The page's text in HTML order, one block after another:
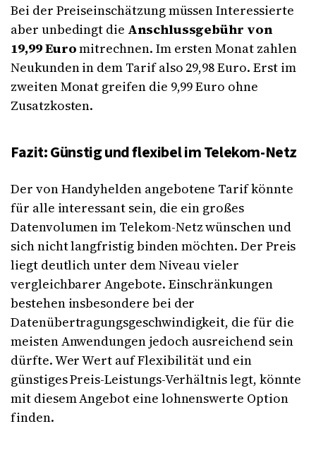
Bei der Preiseinschätzung müssen Interessierte
aber unbedingt die Anschlussgebühr von
19,99 Euromitrechnen. Im ersten Monat zahlen
Neukunden in dem Tarif also 29,98 Euro. Erst im
zweiten Monat greifen die 9,99 Euro ohne
Zusatzkosten.
Fazit: Günstig und flexibel im Telekom-Netz
Der von Handyhelden angebotene Tarif könnte
für alle interessant sein, die ein großes
Datenvolumen im Telekom-Netz wünschen und
sich nicht langfristig binden möchten. Der Preis
liegt deutlich unter dem Niveau vieler
vergleichbarer Angebote. Einschränkungen
bestehen insbesondere bei der
Datenübertragungsgeschwindigkeit, die für die
meisten Anwendungen jedoch ausreichend sein
dürfte. Wer Wert auf Flexibilität und ein
günstiges Preis-Leistungs-Verhältnis legt, könnte
mit diesem Angebot eine lohnenswerte Option
finden.